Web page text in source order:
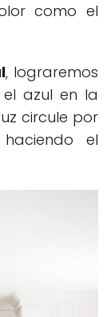
como el
, lograremos
el azul en la
circule por
el